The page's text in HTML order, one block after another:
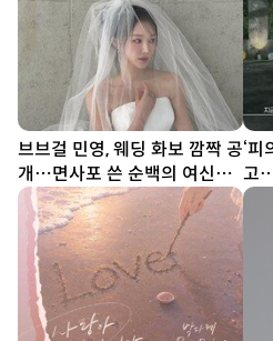
브브걸 민영, 웨딩 화보 깜짝 공
개…면사포 쓴 순백의 여신
[DA★]
‘피
고